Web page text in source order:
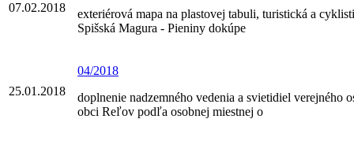
07.02.2018
exteriérová mapa na plastovej tabuli, turistická a
Spišská Magura - Pieniny dokúpe
25.01.2018
04/2018
doplnenie nadzemného vedenia a svietidiel verejného
obci Reľov podľa osobnej miestnej o